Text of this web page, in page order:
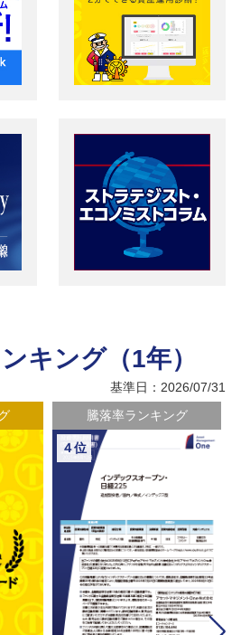
キング（1年）
基準日：2026/07/31
騰落率ランキング
４位